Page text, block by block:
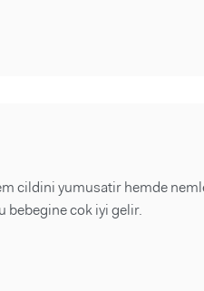
cildini yumusatir hemde
bebegine cok iyi gelir.